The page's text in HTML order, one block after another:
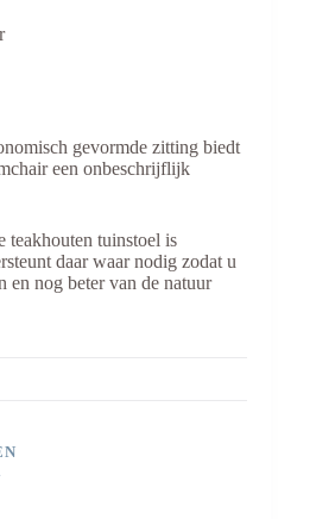
gevormde zitting biedt
een onbeschrijflijk
teakhouten tuinstoel is
daar waar nodig zodat u
en nog beter van de natuur